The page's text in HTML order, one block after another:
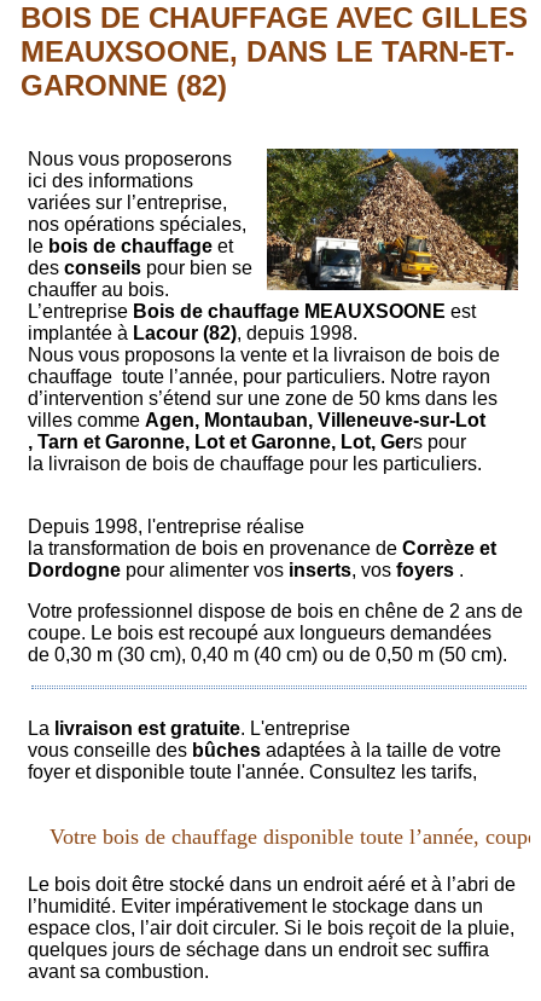
BOIS DE CHAUFFAGE AVEC GILLES
MEAUXSOONE, DANS LE TARN-ET-
GARONNE (82)
Nous vous proposerons
ici des informations
variées sur l’entreprise,
nos opérations spéciales,
le bois de chauffage et
des conseils pour bien se
chauffer au bois.
L’entreprise Bois de chauffage MEAUXSOONE est
implantée à Lacour (82), depuis 1998.
Nous vous proposons la vente et la livraison de bois de
chauffage toute l’année, pour particuliers. Notre rayon
d’intervention s’étend sur une zone de 50 kms dans les
villes comme Agen, Montauban, Villeneuve-sur-Lot
, Tarn et Garonne, Lot et Garonne, Lot, Gers pour
la livraison de bois de chauffage pour les particuliers.
Depuis 1998, l'entreprise réalise
la transformation de bois en provenance de Corrèze et
Dordogne pour alimenter vos inserts, vos foyers .
Votre professionnel dispose de bois en chêne de 2 ans de
coupe. Le bois est recoupé aux longueurs demandées
de 0,30 m (30 cm), 0,40 m (40 cm) ou de 0,50 m (50 cm).
La livraison est gratuite. L'entreprise
vous conseille des bûches adaptées à la taille de votre
foyer et disponible toute l'année. Consultez les tarifs,
Votre bois de chauffage disponible toute l’année,
Le bois doit être stocké dans un endroit aéré et à l’abri de
l’humidité. Eviter impérativement le stockage dans un
espace clos, l’air doit circuler. Si le bois reçoit de la pluie,
quelques jours de séchage dans un endroit sec suffira
avant sa combustion.